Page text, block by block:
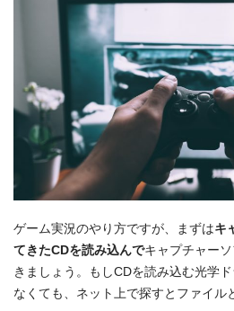
ゲーム実況のやり方ですが、まずはキ
てきたCDを読み込んでキャプチャー
きましょう。もしCDを読み込む光学
なくても、ネット上で探すとファイル